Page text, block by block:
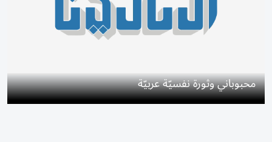
محبوباني وثورة نفسيّة عربيّة